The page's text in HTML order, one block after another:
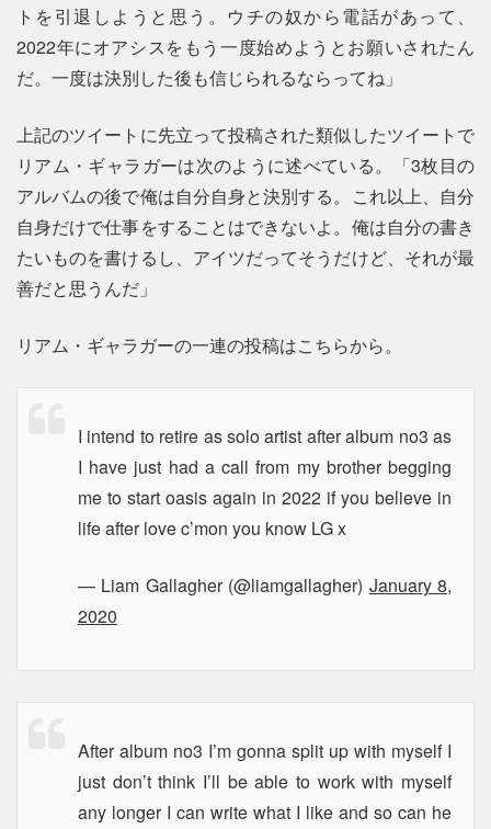
トを引退しようと思う。ウチの奴から電話があって、
2022年にオアシスをもう一度始めようとお願いされたん
だ。一度は決別した後も信じられるならってね」
上記のツイートに先立って投稿された類似したツイートで
リアム・ギャラガーは次のように述べている。「3枚目の
アルバムの後で俺は自分自身と決別する。これ以上、自分
自身だけで仕事をすることはできないよ。俺は自分の書き
たいものを書けるし、アイツだってそうだけど、それが最
善だと思うんだ」
リアム・ギャラガーの一連の投稿はこちらから。
I intend to retire as solo artist after album no3 as
I have just had a call from my brother begging
me to start oasis again in 2022 if you believe in
life after love c’mon you know LG x
— Liam Gallagher (@liamgallagher) January 8,
2020
After album no3 I’m gonna split up with myself I
just don’t think I’ll be able to work with myself
any longer I can write what I like and so can he